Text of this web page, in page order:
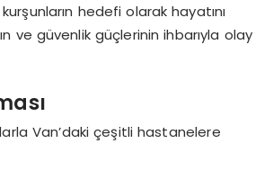
hedefi olarak hayatını
ve güvenlik güçlerinin ihbarıyla olay
Van’daki çeşitli hastanelere